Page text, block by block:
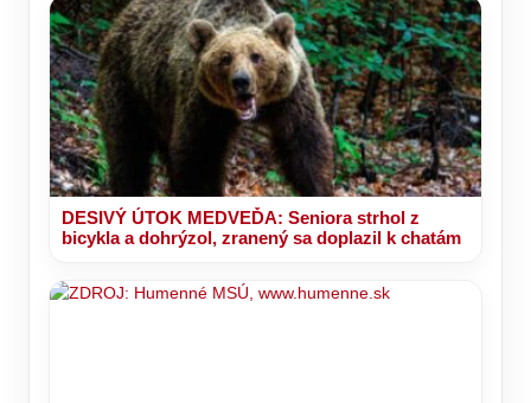
DESIVÝ ÚTOK MEDVEĎA: Seniora strhol z
bicykla a dohrýzol, zranený sa doplazil k chatám